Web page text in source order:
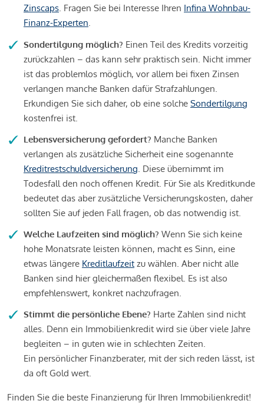
Zinscaps. Fragen Sie bei Interesse Ihren Infina Wohnbau-
Finanz-Experten.
Sondertilgung möglich? Einen Teil des Kredits vorzeitig
zurückzahlen – das kann sehr praktisch sein. Nicht immer
ist das problemlos möglich, vor allem bei fixen Zinsen
verlangen manche Banken dafür Strafzahlungen.
Erkundigen Sie sich daher, ob eine solche Sondertilgung
kostenfrei ist.
Lebensversicherung gefordert? Manche Banken
verlangen als zusätzliche Sicherheit eine sogenannte
Kreditrestschuldversicherung. Diese übernimmt im
Todesfall den noch offenen Kredit. Für Sie als Kreditkunde
bedeutet das aber zusätzliche Versicherungskosten, daher
sollten Sie auf jeden Fall fragen, ob das notwendig ist.
Welche Laufzeiten sind möglich? Wenn Sie sich keine
hohe Monatsrate leisten können, macht es Sinn, eine
etwas längere Kreditlaufzeit zu wählen. Aber nicht alle
Banken sind hier gleichermaßen flexibel. Es ist also
empfehlenswert, konkret nachzufragen.
Stimmt die persönliche Ebene? Harte Zahlen sind nicht
alles. Denn ein Immobilienkredit wird sie über viele Jahre
begleiten – in guten wie in schlechten Zeiten.
Ein persönlicher Finanzberater, mit der sich reden lässt, ist
da oft Gold wert.
Finden Sie die beste Finanzierung für Ihren Immobilienkredit!